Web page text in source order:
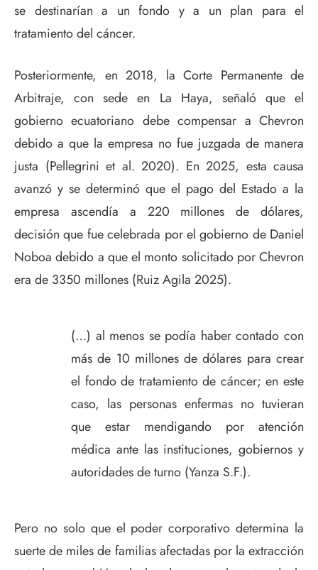
se destinarían a un fondo y a un plan para el
tratamiento del cáncer.
Posteriormente, en 2018, la Corte Permanente de
Arbitraje, con sede en La Haya, señaló que el
gobierno ecuatoriano debe compensar a Chevron
debido a que la empresa no fue juzgada de manera
justa (Pellegrini et al. 2020). En 2025, esta causa
avanzó y se determinó que el pago del Estado a la
empresa ascendía a 220 millones de dólares,
decisión que fue celebrada por el gobierno de Daniel
Noboa debido a que el monto solicitado por Chevron
era de 3350 millones (Ruiz Agila 2025).
(…) al menos se podía haber contado con
más de 10 millones de dólares para crear
el fondo de tratamiento de cáncer; en este
caso, las personas enfermas no tuvieran
que estar mendigando por atención
médica ante las instituciones, gobiernos y
autoridades de turno (Yanza S.F.).
Pero no solo que el poder corporativo determina la
suerte de miles de familias afectadas por la extracción